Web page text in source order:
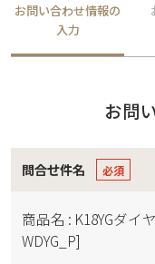
お問い合わせ情報の
入力
お問
問合せ件名
商品名 : K18YGダイ
WDYG_P]